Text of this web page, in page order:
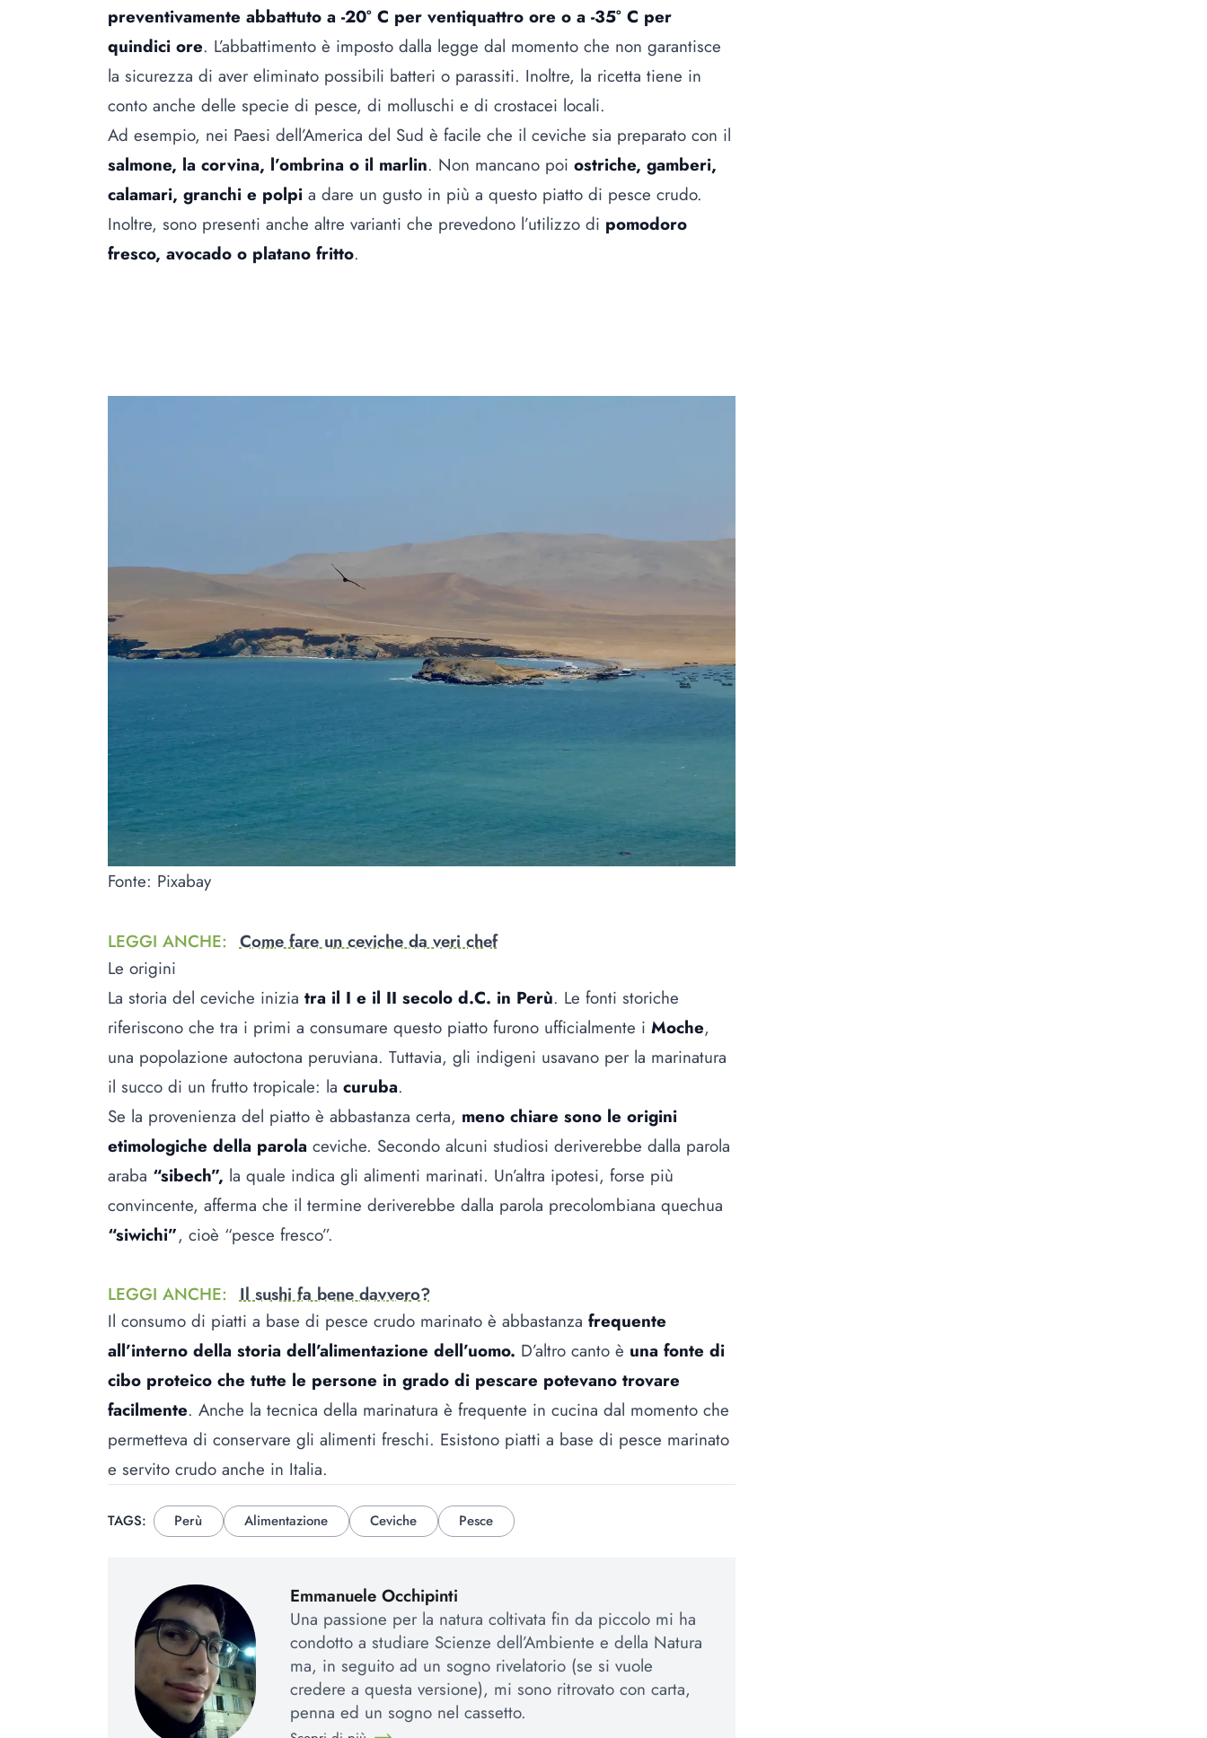
preventivamente abbattuto a -20° C per ventiquattro ore o a -35° C per
quindici ore. L’abbattimento è imposto dalla legge dal momento che non garantisce
la sicurezza di aver eliminato possibili batteri o parassiti. Inoltre, la ricetta tiene in
conto anche delle specie di pesce, di molluschi e di crostacei locali.
Ad esempio, nei Paesi dell’America del Sud è facile che il ceviche sia preparato con il
salmone, la corvina, l’ombrina o il marlin. Non mancano poi ostriche, gamberi,
calamari, granchi e polpi a dare un gusto in più a questo piatto di pesce crudo.
Inoltre, sono presenti anche altre varianti che prevedono l’utilizzo di pomodoro
fresco, avocado o platano fritto.
Fonte: Pixabay
LEGGI ANCHE: Come fare un ceviche da veri chef
Le origini
La storia del ceviche inizia tra il I e il II secolo d.C. in Perù. Le fonti storiche
riferiscono che tra i primi a consumare questo piatto furono ufficialmente i Moche,
una popolazione autoctona peruviana. Tuttavia, gli indigeni usavano per la marinatura
il succo di un frutto tropicale: la curuba.
Se la provenienza del piatto è abbastanza certa, meno chiare sono le origini
etimologiche della parola ceviche. Secondo alcuni studiosi deriverebbe dalla parola
araba “sibech”, la quale indica gli alimenti marinati. Un’altra ipotesi, forse più
convincente, afferma che il termine deriverebbe dalla parola precolombiana quechua
“siwichi”, cioè “pesce fresco”.
LEGGI ANCHE: Il sushi fa bene davvero?
Il consumo di piatti a base di pesce crudo marinato è abbastanza frequente
all’interno della storia dell’alimentazione dell’uomo. D’altro canto è una fonte di
cibo proteico che tutte le persone in grado di pescare potevano trovare
facilmente. Anche la tecnica della marinatura è frequente in cucina dal momento che
permetteva di conservare gli alimenti freschi. Esistono piatti a base di pesce marinato
e servito crudo anche in Italia.
TAGS: Perù Alimentazione Ceviche Pesce
Emmanuele Occhipinti
Una passione per la natura coltivata fin da piccolo mi ha
condotto a studiare Scienze dell’Ambiente e della Natura
ma, in seguito ad un sogno rivelatorio (se si vuole
credere a questa versione), mi sono ritrovato con carta,
penna ed un sogno nel cassetto.